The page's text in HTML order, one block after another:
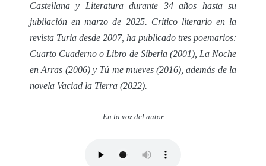
Castellana y Literatura durante 34 años hasta su
jubilación en marzo de 2025. Crítico literario en la
revista Turia desde 2007, ha publicado tres poemarios:
Cuarto Cuaderno o Libro de Siberia(2001), La Noche
en Arras (2006) y Tú me mueves(2016), además de la
novela Vaciad la Tierra (2022).
En la voz del autor